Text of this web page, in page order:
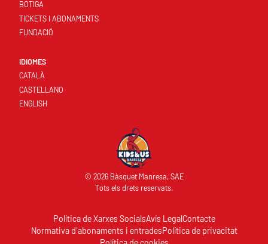
BOTIGA
TICKETS I ABONAMENTS
FUNDACIÓ
IDIOMES
CATALÀ
CASTELLANO
ENGLISH
© 2026 Bàsquet Manresa, SAE
Tots els drets reservats.
Política de Xarxes SocialsAvís LegalContacte
Normativa d'abonaments i entradesPolítica de privacitat